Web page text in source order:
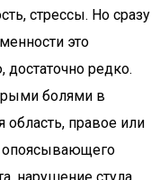
стрессы. Но сразу
это
достаточно редко.
болями в
область, правое или
опоясывающего